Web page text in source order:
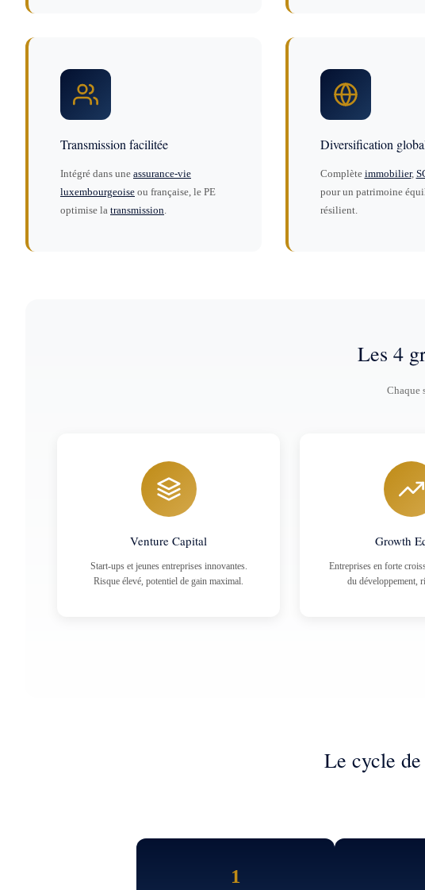
Transmission facilitée
Intégré dans une assurance-vie
luxembourgeoise ou française, le PE
optimise la transmission.
Diversification
Complète immobilier,
pour un patrimoine
résilient.
Les 4
Chaque
Venture Capital
Start-ups et jeunes entreprises innovantes.
Risque élevé, potentiel de gain maximal.
Growth
Entreprises en forte
du développement,
Le cycle
1